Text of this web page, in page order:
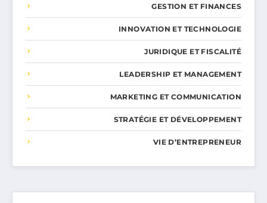
GESTION ET FINANCES
INNOVATION ET TECHNOLOGIE
JURIDIQUE ET FISCALITÉ
LEADERSHIP ET MANAGEMENT
MARKETING ET COMMUNICATION
STRATÉGIE ET DÉVELOPPEMENT
VIE D’ENTREPRENEUR